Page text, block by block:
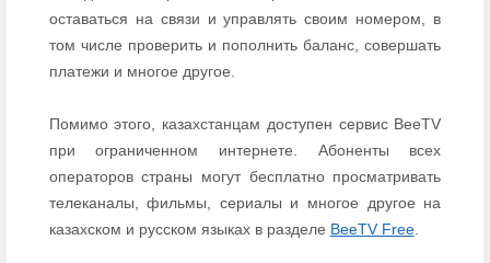
оставаться на связи и управлять своим номером, в
том числе проверить и пополнить баланс, совершать
платежи и многое другое.
Помимо этого, казахстанцам доступен сервис BeeTV
при ограниченном интернете. Абоненты всех
операторов страны могут бесплатно просматривать
телеканалы, фильмы, сериалы и многое другое на
казахском и русском языках в разделе BeeTV Free.